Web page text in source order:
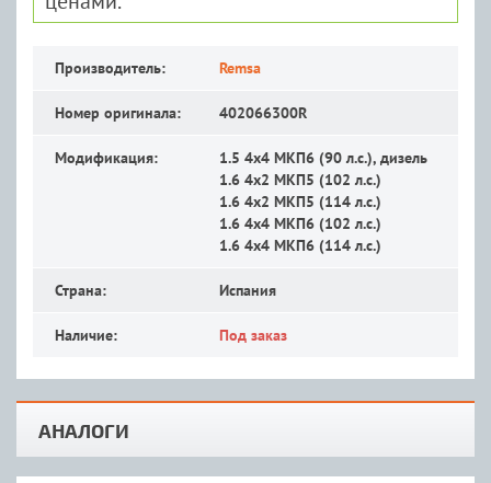
Производитель: Remsa
Номер оригинала: 402066300R
Модификация:
1.5 4x4 MКП6 (90 л.с.), дизель
1.6 4x2 MКП5 (102 л.с.)
1.6 4x2 MКП5 (114 л.с.)
1.6 4x4 MКП6 (102 л.с.)
1.6 4x4 MКП6 (114 л.с.)
Страна: Испания
Наличие: Под заказ
АНАЛОГИ